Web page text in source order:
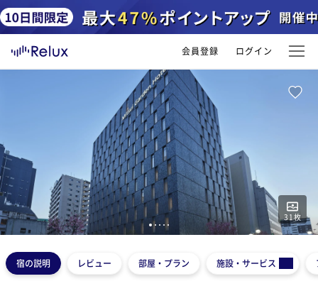
会員登録 ログイン
31 枚
1 2 3 4 5
宿の説明 レビュー 部屋・プラン 施設・サービス